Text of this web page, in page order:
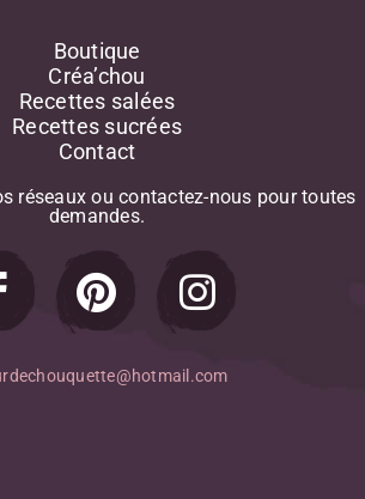
Boutique
Créa’chou
Recettes salées
Recettes sucrées
Contact
réseaux ou contactez-nous pour toutes
demandes.